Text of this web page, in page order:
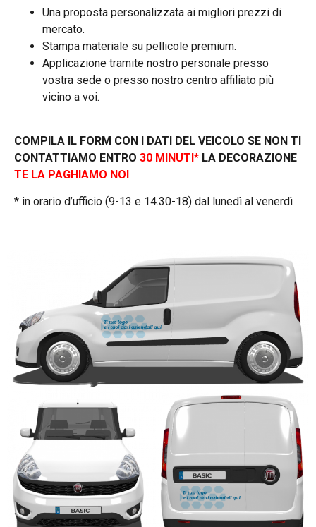
Una proposta personalizzata ai migliori prezzi di
mercato.
Stampa materiale su pellicole premium.
Applicazione tramite nostro personale presso
vostra sede o presso nostro centro affiliato più
vicino a voi.
COMPILA IL FORM CON I DATI DEL VEICOLO SE NON TI
CONTATTIAMO ENTRO 30 MINUTI* LA DECORAZIONE
TE LA PAGHIAMO NOI
* in orario d’ufficio (9-13 e 14.30-18) dal lunedì al venerdì